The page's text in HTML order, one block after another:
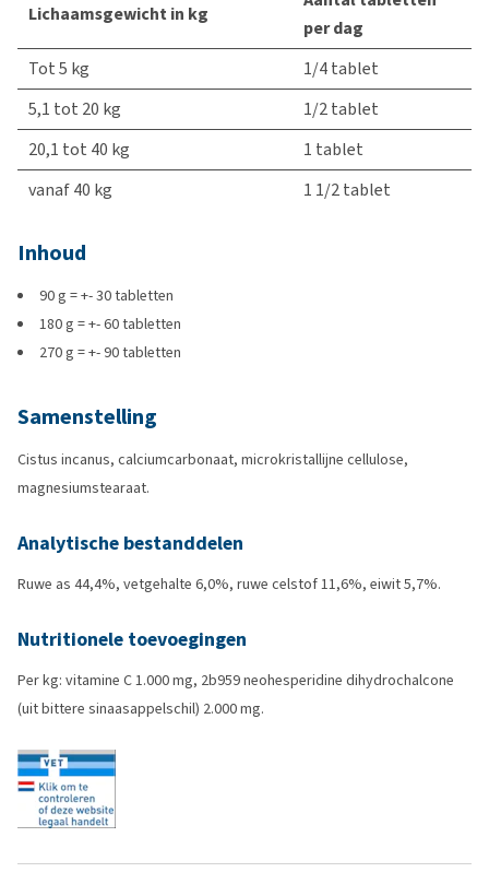
Lichaamsgewicht in kg
per dag
Tot 5 kg
1/4 tablet
5,1 tot 20 kg
1/2 tablet
20,1 tot 40 kg
1 tablet
vanaf 40 kg
1 1/2 tablet
Inhoud
90 g = +- 30 tabletten
180 g = +- 60 tabletten
270 g = +- 90 tabletten
Samenstelling
Cistus incanus, calciumcarbonaat, microkristallijne cellulose,
magnesiumstearaat.
Analytische bestanddelen
Ruwe as 44,4%, vetgehalte 6,0%, ruwe celstof 11,6%, eiwit 5,7%.
Nutritionele toevoegingen
Per kg: vitamine C 1.000 mg, 2b959 neohesperidine dihydrochalcone
(uit bittere sinaasappelschil) 2.000 mg.